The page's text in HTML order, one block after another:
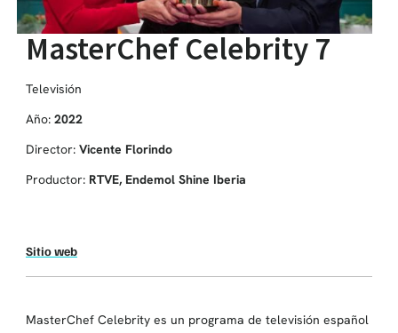
MasterChef Celebrity 7
Televisión
Año: 2022
Director: Vicente Florindo
Productor: RTVE, Endemol Shine Iberia
Sitio web
MasterChef Celebrity es un programa de televisión español